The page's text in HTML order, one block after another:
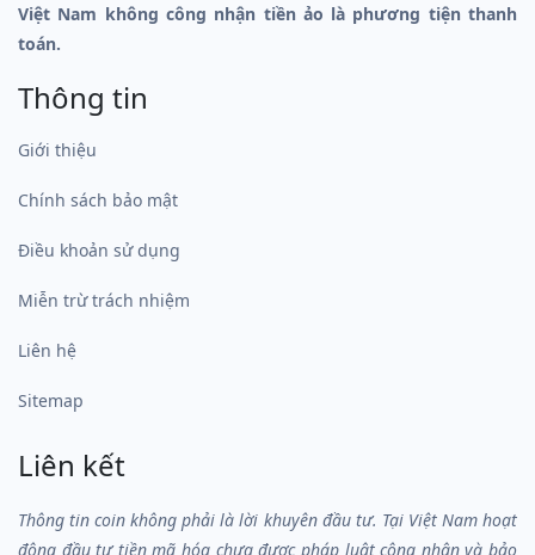
Việt Nam không công nhận tiền ảo là phương tiện thanh
toán.
Thông tin
Giới thiệu
Chính sách bảo mật
Điều khoản sử dụng
Miễn trừ trách nhiệm
Liên hệ
Sitemap
Liên kết
Thông tin coin không phải là lời khuyên đầu tư. Tại Việt Nam hoạt
động đầu tư tiền mã hóa chưa được pháp luật công nhận và bảo